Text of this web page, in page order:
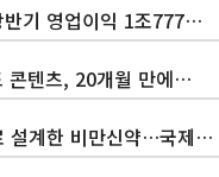
반기 영업이익 1조777…
콘텐츠, 20개월 만에…
설계한 비만신약…국제…